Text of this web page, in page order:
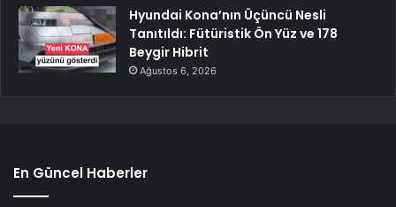
Hyundai Kona’nın Üçüncü Nesli
Tanıtıldı: Fütüristik Ön Yüz ve 178
Beygir Hibrit
Ağustos 6, 2026
En Güncel Haberler